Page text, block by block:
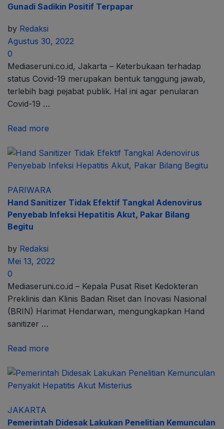
Gunadi Sadikin Positif Terpapar
by Redaksi
Agustus 30, 2022
0
Mediaseruni.co.id, Jakarta – Keterbukaan terhadap
status Covid-19 merupakan bentuk tanggung jawab,
terlebih bagi pejabat publik. Hal ini agar penularan
Covid-19 …
Read more
PARIWARA
Hand Sanitizer Tidak Efektif Tangkal Adenovirus
Penyebab Infeksi Hepatitis Akut, Pakar Bilang
Begitu
by Redaksi
Mei 13, 2022
0
Mediaseruni.co.id – Kepala Pusat Riset Kedokteran
Preklinis dan Klinis Badan Riset dan Inovasi Nasional
(BRIN) Harimat Hendarwan, mengungkapkan Hand
sanitizer …
Read more
JAKARTA
Pemerintah Didesak Lakukan Penelitian Kemunculan